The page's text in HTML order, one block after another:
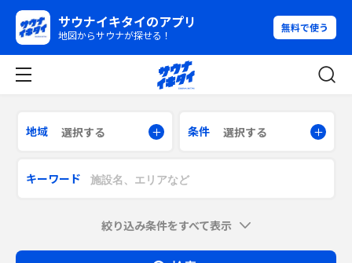
サウナイキタイのアプリ
地図からサウナが探せる！
無料で使う
地域 選択する 条件 選択する
キーワード
絞り込み条件をすべて表示